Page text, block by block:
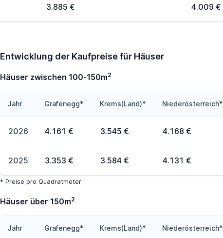
3.885 € 4.009 €
Entwicklung der Kaufpreise für Häuser
Häuser zwischen 100-150m2
Jahr Grafenegg* Krems(Land)* Niederösterreich*
2026 4.161 € 3.545 € 4.168 €
2025 3.353 € 3.584 € 4.131 €
* Preise pro Quadratmeter
Häuser über 150m2
Jahr Grafenegg* Krems(Land)* Niederösterreich*